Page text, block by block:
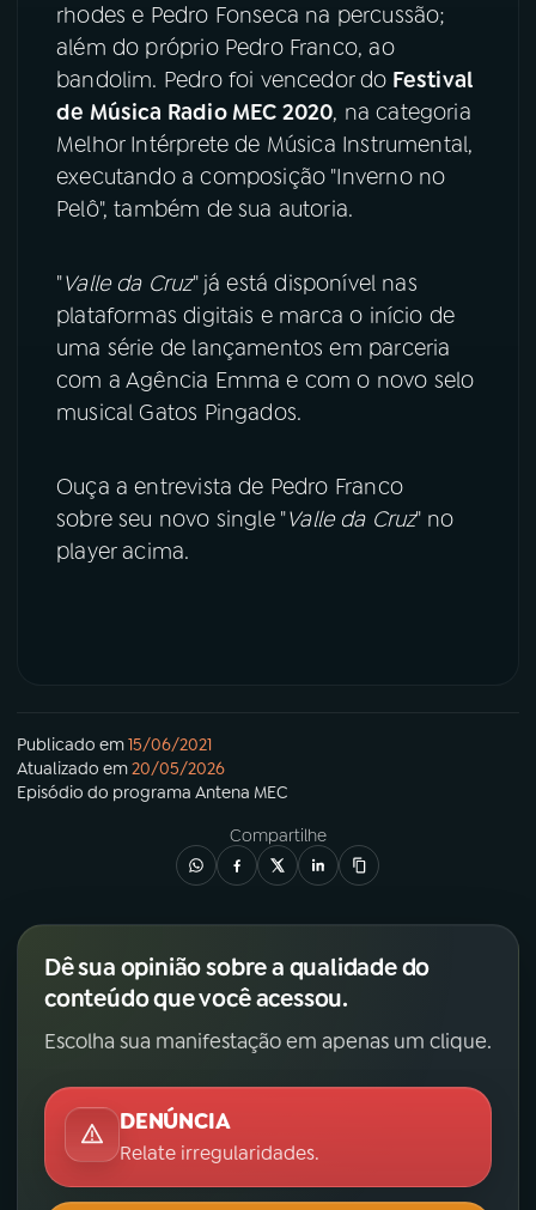
YouTube Facebook
Instagram X
TikTok
rhodes e Pedro Fonseca na percussão;
além do próprio Pedro Franco, ao
bandolim. Pedro foi vencedor do Festival
de Música Radio MEC 2020, na categoria
Melhor Intérprete de Música Instrumental,
executando a composição "Inverno no
Pelô", também de sua autoria.
"Valle da Cruz" já está disponível nas
plataformas digitais e marca o início de
uma série de lançamentos em parceria
com a Agência Emma e com o novo selo
musical Gatos Pingados.
Ouça a entrevista de Pedro Franco
sobre seu novo single "Valle da Cruz" no
player acima.
Publicado em15/06/2021
Atualizado em20/05/2026
Episódio do programa Antena MEC
Compartilhe
Dê sua opinião sobre a qualidade do
conteúdo que você acessou.
Escolha sua manifestação em apenas um clique.
DENÚNCIA
Relate irregularidades.